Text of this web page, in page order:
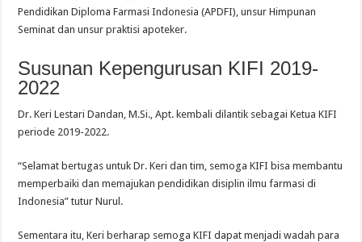
Pendidikan Diploma Farmasi Indonesia (APDFI), unsur Himpunan
Seminat dan unsur praktisi apoteker.
Susunan Kepengurusan KIFI 2019-
2022
Dr. Keri Lestari Dandan, M.Si., Apt. kembali dilantik sebagai Ketua KIFI
periode 2019-2022.
“Selamat bertugas untuk Dr. Keri dan tim, semoga KIFI bisa membantu
memperbaiki dan memajukan pendidikan disiplin ilmu farmasi di
Indonesia” tutur Nurul.
Sementara itu, Keri berharap semoga KIFI dapat menjadi wadah para